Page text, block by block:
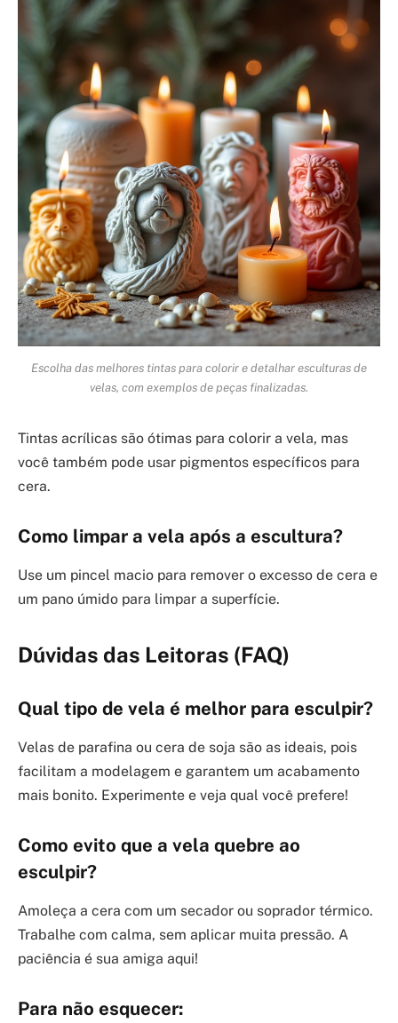
Escolha das melhores tintas para colorir e detalhar esculturas de
velas, com exemplos de peças finalizadas.
Tintas acrílicas são ótimas para colorir a vela, mas
você também pode usar pigmentos específicos para
cera.
Como limpar a vela após a escultura?
Use um pincel macio para remover o excesso de cera e
um pano úmido para limpar a superfície.
Dúvidas das Leitoras (FAQ)
Qual tipo de vela é melhor para esculpir?
Velas de parafina ou cera de soja são as ideais, pois
facilitam a modelagem e garantem um acabamento
mais bonito. Experimente e veja qual você prefere!
Como evito que a vela quebre ao
esculpir?
Amoleça a cera com um secador ou soprador térmico.
Trabalhe com calma, sem aplicar muita pressão. A
paciência é sua amiga aqui!
Para não esquecer: